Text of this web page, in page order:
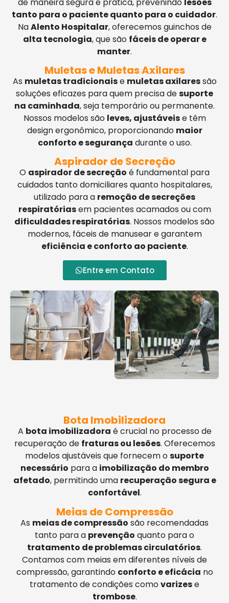
tanto para o paciente quanto para o cuidador.
NaAlento Hospitalar, oferecemos guinchos de
alta tecnologia, que são fáceis de operar e
manter.
Muletas e Muletas Axilares
As muletas tradicionaise muletas axilaressão
soluções eficazes para quem precisa desuporte
na caminhada, seja temporário ou permanente.
Nossos modelos são leves, ajustáveise têm
design ergonômico, proporcionando maior
conforto e segurança durante o uso.
Aspirador de Secreção
O aspirador de secreção é fundamental para
cuidados tanto domiciliares quanto hospitalares,
utilizado para a remoção de secreções
respiratóriasem pacientes acamados ou com
dificuldades respiratórias. Nossos modelos são
modernos, fáceis de manusear e garantem
eficiência e conforto ao paciente.
Entre em Contato
Bota Imobilizadora
A bota imobilizadora é crucial no processo de
recuperação de fraturas ou lesões. Oferecemos
modelos ajustáveis que fornecem osuporte
necessário para a imobilização do membro
afetado, permitindo uma recuperação segura e
confortável.
Meias de Compressão
As meias de compressão são recomendadas
tanto para a prevenção quanto para o
tratamento de problemas circulatórios.
Contamos com meias em diferentes níveis de
compressão, garantindo conforto e eficácia no
tratamento de condições comovarizese
trombose.